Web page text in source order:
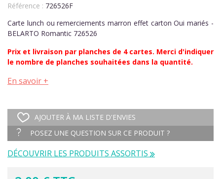
(1 avis)
Référence : 726526F
Carte lunch ou remerciements marron effet carton Oui mariés -
BELARTO Romantic 726526
Prix et livraison par planches de 4 cartes. Merci d'indiquer
le nombre de planches souhaitées dans la quantité.
En savoir +
AJOUTER À MA LISTE D'ENVIES
POSEZ UNE QUESTION SUR CE PRODUIT ?
DÉCOUVRIR LES PRODUITS ASSORTIS